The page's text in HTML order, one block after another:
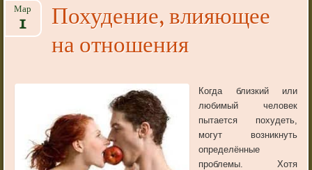
Похудение, влияющее
на отношения
Мар
1
Когда близкий или
любимый человек
пытается похудеть,
могут возникнуть
определённые
проблемы. Хотя